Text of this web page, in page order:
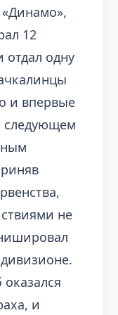
12
отдал одну
и впервые
следующем
не
и